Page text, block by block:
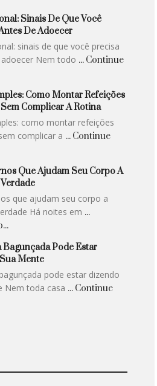
Sinais De Que Você
De Adoecer
sinais de que você precisa
Nem todo ... Continue
Como Montar Refeições
Complicar A Rotina
como montar refeições
complicar a ... Continue
Que Ajudam Seu Corpo A
que ajudam seu corpo a
Há noites em ...
Bagunçada Pode Estar
Mente
pode estar dizendo
Nem toda casa ... Continue